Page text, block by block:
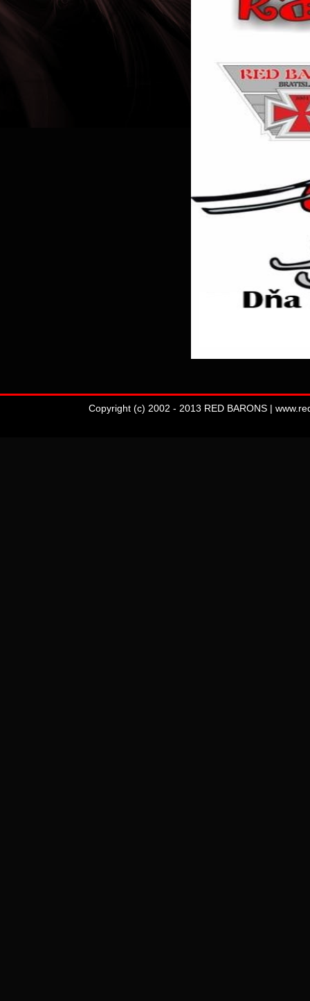
Copyright (c) 2002 - 2013 RED BARONS |